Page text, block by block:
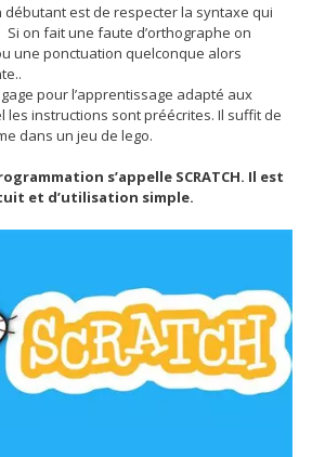
débutant est de respecter la syntaxe qui
on fait une faute d’orthographe on
une ponctuation quelconque alors
pour l’apprentissage adapté aux
les instructions sont préécrites. Il suffit de
dans un jeu de lego.
s’appelle SCRATCH. Il est
et d’utilisation simple.